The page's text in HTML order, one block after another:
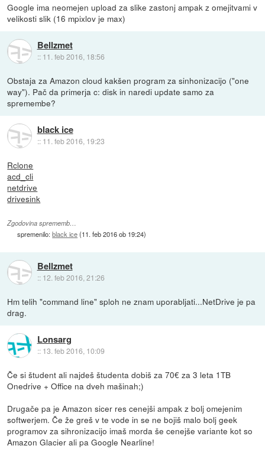
Google ima neomejen upload za slike zastonj ampak z omejitvami v
velikosti slik (16 mpixlov je max)
Bellzmet
:: 11. feb 2016, 18:56
Obstaja za Amazon cloud kakšen program za sinhonizacijo ("one
way"). Pač da primerja c: disk in naredi update samo za
spremembe?
black ice
:: 11. feb 2016, 19:23
Rclone
acd_cli
netdrive
drivesink
Zgodovina sprememb…
spremenilo:black ice(11. feb 2016 ob 19:24)
Bellzmet
:: 12. feb 2016, 21:26
Hm telih "command line" sploh ne znam uporabljati...NetDrive je pa
drag.
Lonsarg
:: 13. feb 2016, 10:09
Če si študent ali najdeš študenta dobiš za 70€ za 3 leta 1TB
Onedrive + Office na dveh mašinah;)
Drugače pa je Amazon sicer res cenejši ampak z bolj omejenim
softwerjem. Če že greš v te vode in se ne bojiš malo bolj geek
programov za sihronizacijo imaš morda še cenejše variante kot so
Amazon Glacier ali pa Google Nearline!